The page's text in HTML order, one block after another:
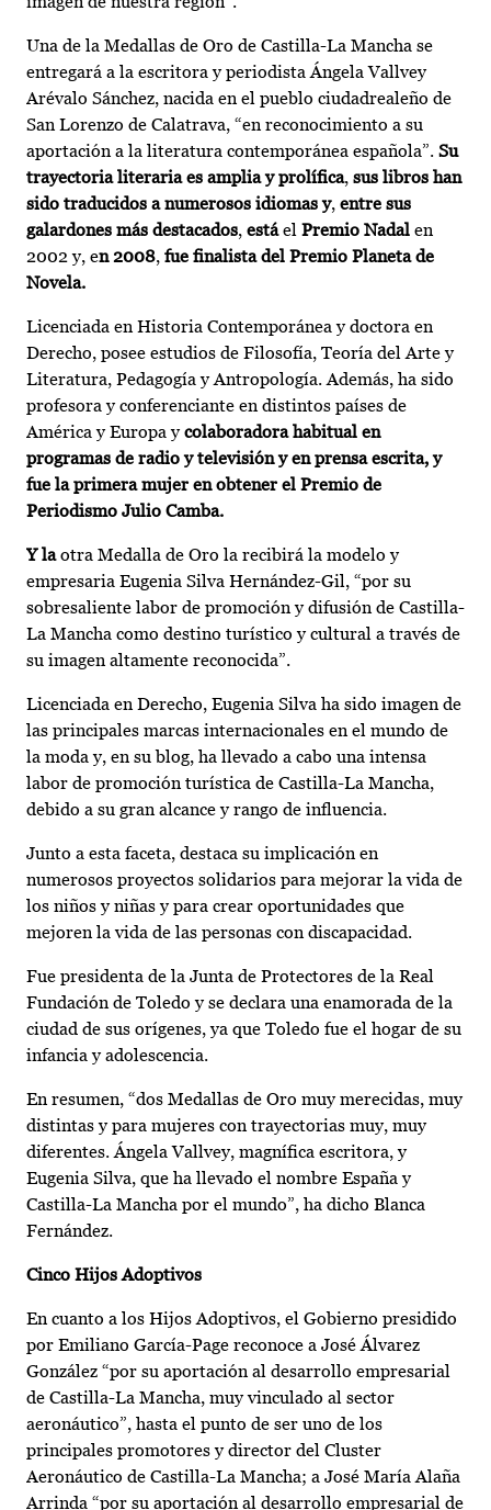
Una de la Medallas de Oro de Castilla-La Mancha se
entregará a la escritora y periodista Ángela Vallvey
Arévalo Sánchez, nacida en el pueblo ciudadrealeño de
San Lorenzo de Calatrava, “en reconocimiento a su
aportación a la literatura contemporánea española”. Su
trayectoria literaria es amplia y prolífica, sus libros han
sido traducidos a numerosos idiomas y, entre sus
galardones más destacados, estáel Premio Nadal en
2002 y, en 2008, fue finalista del Premio Planeta de
Novela.
Licenciada en Historia Contemporánea y doctora en
Derecho, posee estudios de Filosofía, Teoría del Arte y
Literatura, Pedagogía y Antropología. Además, ha sido
profesora y conferenciante en distintos países de
América y Europa ycolaboradora habitual en
programas de radio y televisión y en prensa escrita, y
fue la primera mujer en obtener el Premio de
Periodismo Julio Camba.
Y laotra Medalla de Oro la recibirá la modelo y
empresaria Eugenia Silva Hernández-Gil, “por su
sobresaliente labor de promoción y difusión de Castilla-
La Mancha como destino turístico y cultural a través de
su imagen altamente reconocida”.
Licenciada en Derecho, Eugenia Silva ha sido imagen de
las principales marcas internacionales en el mundo de
la moda y, en su blog, ha llevado a cabo una intensa
labor de promoción turística de Castilla-La Mancha,
debido a su gran alcance y rango de influencia.
Junto a esta faceta, destaca su implicación en
numerosos proyectos solidarios para mejorar la vida de
los niños y niñas y para crear oportunidades que
mejoren la vida de las personas con discapacidad.
Fue presidenta de la Junta de Protectores de la Real
Fundación de Toledo y se declara una enamorada de la
ciudad de sus orígenes, ya que Toledo fue el hogar de su
infancia y adolescencia.
En resumen, “dos Medallas de Oro muy merecidas, muy
distintas y para mujeres con trayectorias muy, muy
diferentes. Ángela Vallvey, magnífica escritora, y
Eugenia Silva, que ha llevado el nombre España y
Castilla-La Mancha por el mundo”, ha dicho Blanca
Fernández.
Cinco Hijos Adoptivos
En cuanto a los Hijos Adoptivos, el Gobierno presidido
por Emiliano García-Page reconoce a José Álvarez
González “por su aportación al desarrollo empresarial
de Castilla-La Mancha, muy vinculado al sector
aeronáutico”, hasta el punto de ser uno de los
principales promotores y director del Cluster
Aeronáutico de Castilla-La Mancha; a José María Alaña
Arrinda “por su aportación al desarrollo empresarial de